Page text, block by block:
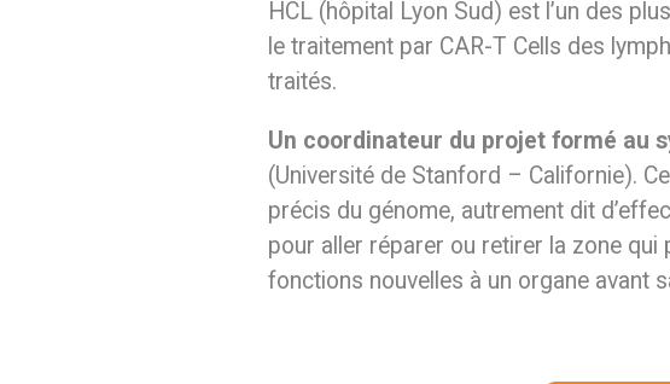
HCL (hôpital Lyon Sud) est l’un des
le traitement par CAR-T Cells des
traités.
Un coordinateur du projet formé au
(Université de Stanford – Californie).
précis du génome, autrement dit
pour aller réparer ou retirer la zone
fonctions nouvelles à un organe avant